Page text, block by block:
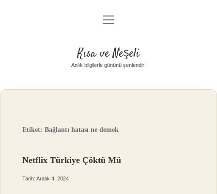
Anasayfa
Yasal Uyarı
menüyü
aç
Kısa ve Neşeli
Anlık bilgilerle gününü şenlendir!
Etiket:Bağlantı hatası ne demek
Netflix Türkiye Çöktü Mü
Tarih: Aralık 4, 2024